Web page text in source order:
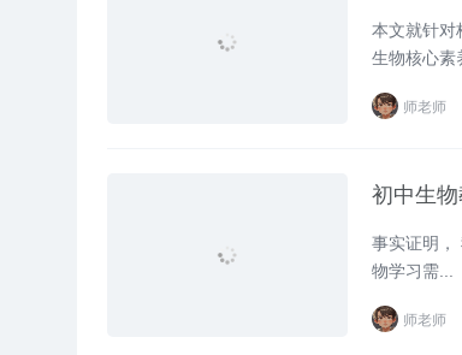
本文就针对
生物核心素
师老师
初中生
事实证明，
物学习需...
师老师